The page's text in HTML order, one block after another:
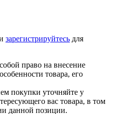
зарегистрируйтесь для
право на внесение
товара, его
покупки уточняйте у
вас товара, в том
данной позиции.